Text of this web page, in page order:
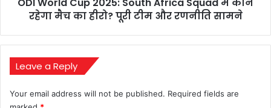
हीरो?
टीम
और
रणनीति
सामने
रहेगा मैच का हीरो? पूरी टीम और रणनीति सामने
Leave a Reply
Your email address will not be published. Required fields are